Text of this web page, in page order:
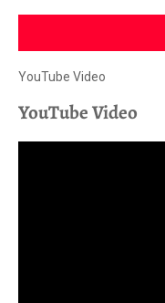
YouTube Video
YouTube Video